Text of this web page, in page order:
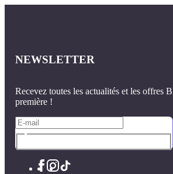
NEWSLETTER
Recevez toutes les actualités et les offres
première !